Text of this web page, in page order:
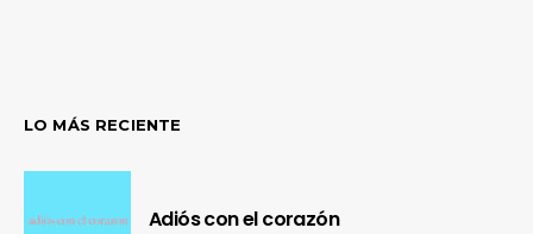
LO MÁS RECIENTE
Adiós con el corazón